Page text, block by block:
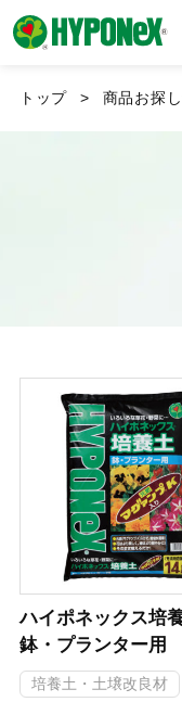
トップ 商品お探
ハイポネックス培
鉢・プランター用
培養土・土壌改良材